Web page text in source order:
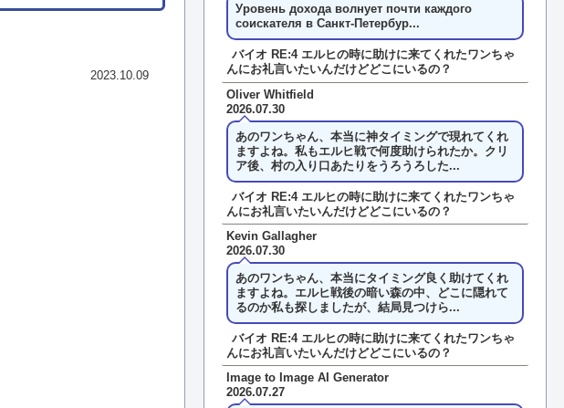
2023.10.09
Уровень дохода волнует почти каждого
соискателя в Санкт-Петербур...
バイオ RE:4 エルヒの時に助けに来てくれたワンちゃ
んにお礼言いたいんだけどどこにいるの？
Oliver Whitfield
2026.07.30
あのワンちゃん、本当に神タイミングで現れてくれ
ますよね。私もエルヒ戦で何度助けられたか。クリ
ア後、村の入り口あたりをうろうろした...
バイオ RE:4 エルヒの時に助けに来てくれたワンちゃ
んにお礼言いたいんだけどどこにいるの？
Kevin Gallagher
2026.07.30
あのワンちゃん、本当にタイミング良く助けてくれ
ますよね。エルヒ戦後の暗い森の中、どこに隠れて
るのか私も探しましたが、結局見つけら...
バイオ RE:4 エルヒの時に助けに来てくれたワンちゃ
んにお礼言いたいんだけどどこにいるの？
Image to Image AI Generator
2026.07.27